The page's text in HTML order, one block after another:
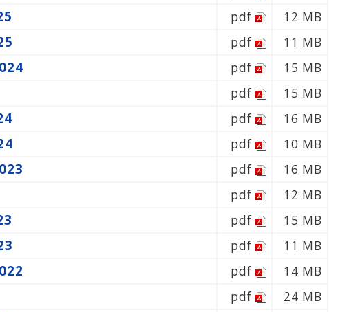
pdf 12 MB
pdf 11 MB
pdf 15 MB
pdf 15 MB
pdf 16 MB
pdf 10 MB
pdf 16 MB
pdf 12 MB
pdf 15 MB
pdf 11 MB
pdf 14 MB
pdf 24 MB